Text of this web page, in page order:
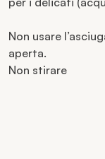
Non usare
aperta.
Non stirare